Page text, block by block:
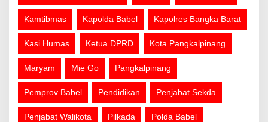
Kamtibmas Kapolda Babel Kapolres Bangka Barat
Kasi Humas Ketua DPRD Kota Pangkalpinang
Maryam Mie Go Pangkalpinang
Pemprov Babel Pendidikan Penjabat Sekda
Penjabat Walikota Pilkada Polda Babel